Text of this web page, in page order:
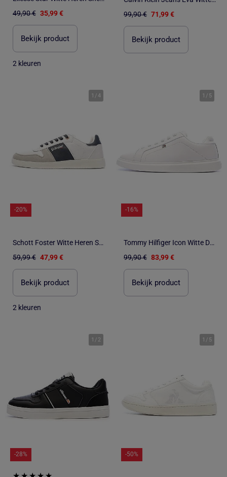
49,90 € 35,99 €
Bekijk product
2 kleuren
99,90 € 71,99 €
Bekijk product
1 /4
-20%
Schott Foster Witte Heren Sneakers
59,99 € 47,99 €
Bekijk product
2 kleuren
1 / 5
-16%
Tommy Hilfiger Icon Witte Dames Sneakers
99,90 € 83,99 €
Bekijk product
1 / 2
-28%
1 / 5
-50%